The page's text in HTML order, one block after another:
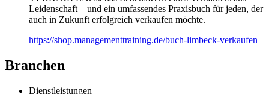
Leidenschaft – und ein umfassendes Praxisbuch für jeden, der
auch in Zukunft erfolgreich verkaufen möchte.
https://shop.managementtraining.de/buch-limbeck-verkaufen
Branchen
Dienstleistungen